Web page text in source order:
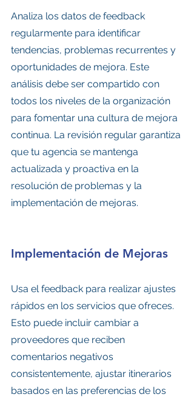
Analiza los datos de feedback
regularmente para identificar
tendencias, problemas recurrentes y
oportunidades de mejora. Este
análisis debe ser compartido con
todos los niveles de la organización
para fomentar una cultura de mejora
continua. La revisión regular garantiza
que tu agencia se mantenga
actualizada y proactiva en la
resolución de problemas y la
implementación de mejoras.
Implementación de Mejoras
Usa el feedback para realizar ajustes
rápidos en los servicios que ofreces.
Esto puede incluir cambiar a
proveedores que reciben
comentarios negativos
consistentemente, ajustar itinerarios
basados en las preferencias de los